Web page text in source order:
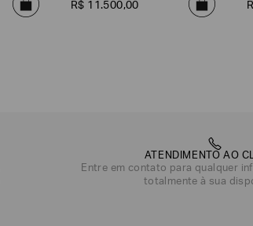
R$ 11 .500,00
ATENDIMENTO AO
Entre em contato para qualquer
totalmente à sua